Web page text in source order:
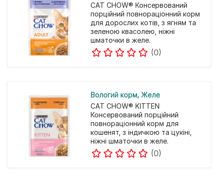
CAT CHOW® Консервований
порційний повнораціонний корм
для дорослих котів, з ягням та
зеленою квасолею, ніжні
шматочки в желе.
(0)
Вологий корм Желе
CAT CHOW® KITTEN
Консервований порційний
повнораціонний корм для
кошенят, з індичкою та цукіні,
ніжні шматочки в желе.
(0)